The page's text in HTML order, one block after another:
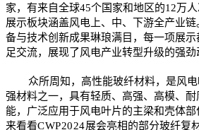
家，有来自全球45个国家和地区的12万人
展示板块涵盖风电上、中、下游全产业链
备与技术创新成果琳琅满目，每一项展
足交流，展现了风电产业转型升级的强劲
众所周知，高性能玻纤材料，是风
强材料之一，具有轻质、高强、高模、
能，广泛应用于风电叶片的主梁和壳体
来看看CWP2024展会亮相的部分玻纤复